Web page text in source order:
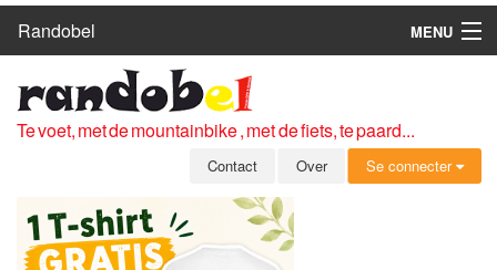
Randobel
MENU
ROUTES
CLUBS
OVER
LEDEN
Te voet, met de mountainbike , met de fiets, te paard...
Contact Over Se connecter